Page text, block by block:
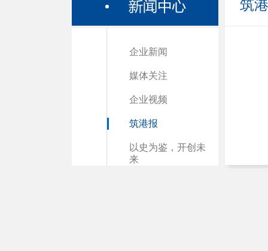
企业新闻
媒体关注
企业视频
筑港报
以史为鉴，开创未
来
筑